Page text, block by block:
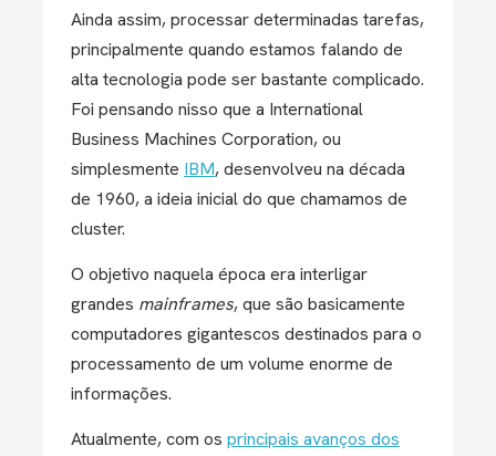
Ainda assim, processar determinadas tarefas,
principalmente quando estamos falando de
alta tecnologia pode ser bastante complicado.
Foi pensando nisso que a International
Business Machines Corporation, ou
simplesmente IBM, desenvolveu na década
de 1960, a ideia inicial do que chamamos de
cluster.
O objetivo naquela época era interligar
grandes mainframes, que são basicamente
computadores gigantescos destinados para o
processamento de um volume enorme de
informações.
Atualmente, com os principais avanços dos